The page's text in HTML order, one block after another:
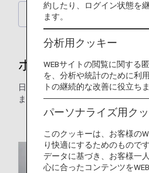
アメニティ
ホノルル線の機内
日本発のホノルル線でお楽しみい
ます。
* 画像はイメージです。
約したり、ログイン状態を
ます。
分析用クッキー
WEBサイトの閲覧に関する
を、分析や統計のために利
トの継続的な改善に役立ちま
パーソナライズ用ク
このクッキーは、お客様の
り快適にするためのもので
データに基づき、お客様一
心に合ったコンテンツを